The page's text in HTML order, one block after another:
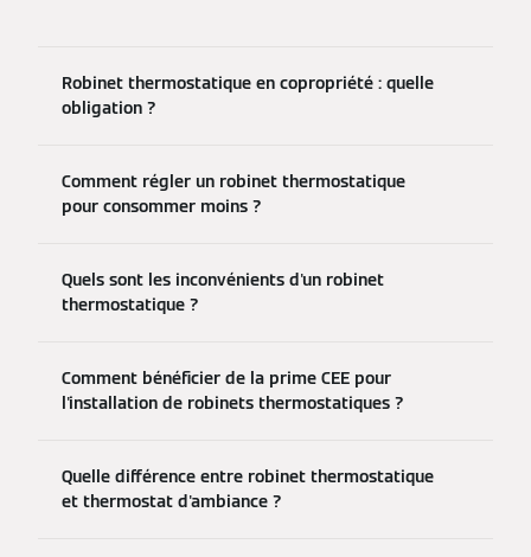
Robinet thermostatique en copropriété : quelle
obligation ?
Comment régler un robinet thermostatique
pour consommer moins ?
Quels sont les inconvénients d'un robinet
thermostatique ?
Comment bénéficier de la prime CEE pour
l'installation de robinets thermostatiques ?
Quelle différence entre robinet thermostatique
et thermostat d'ambiance ?